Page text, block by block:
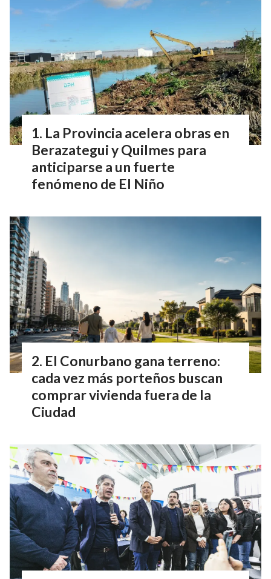
La Provincia acelera obras en
Berazategui y Quilmes para
anticiparse a un fuerte
fenómeno de El Niño
El Conurbano gana terreno:
cada vez más porteños buscan
comprar vivienda fuera de la
Ciudad